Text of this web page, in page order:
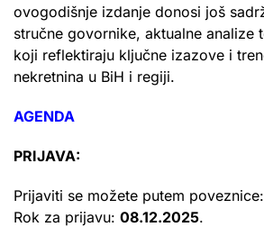
ovogodišnje izdanje donosi još
stručne govornike, aktualne analize
koji reflektiraju ključne izazove i
nekretnina u BiH i regiji.
AGENDA
PRIJAVA:
Prijaviti se možete putem poveznice:
Rok za prijavu: 08.12.2025.